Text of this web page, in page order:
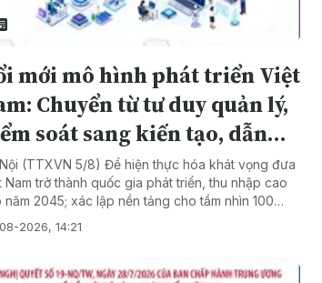
mới mô hình phát triển Việt
Chuyển từ tư duy quản lý,
soát sang kiến tạo, dẫn
phát triển
(TTXVN 5/8) Để hiện thực hóa khát vọng đưa
Nam trở thành quốc gia phát triển, thu nhập cao
năm 2045; xác lập nền tảng cho tầm nhìn 100
của Đảng (2030 - 2130), Tổng Bí thư, Chủ tịch
TW Hội nghị lần thứ ba Ban Chấp hành Trung
2026, 14:21